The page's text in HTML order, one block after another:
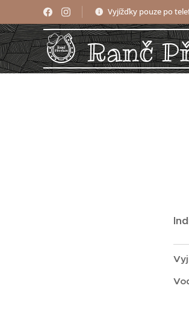
Vyjížďky pouze po
Ranč